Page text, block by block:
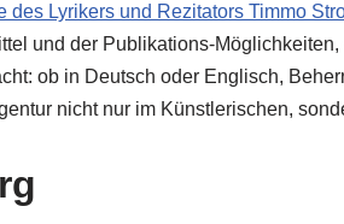
des Lyrikers und Rezitators Timmo
und der Publikations-
ob in Deutsch oder Englisch,
nicht nur im Künstlerischen,